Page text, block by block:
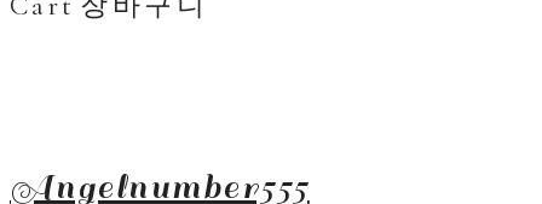
Angelnumber555